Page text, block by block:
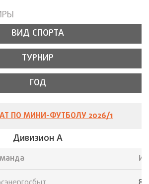
ВИД СПОРТА
ТУРНИР
ГОД
ПО МИНИ-ФУТБОЛУ 2026/1
Дивизион А
И